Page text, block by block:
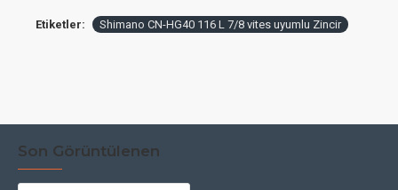
Etiketler: Shimano CN-HG40 116 L 7/8 vites uyumlu Zincir
Son Görüntülenen